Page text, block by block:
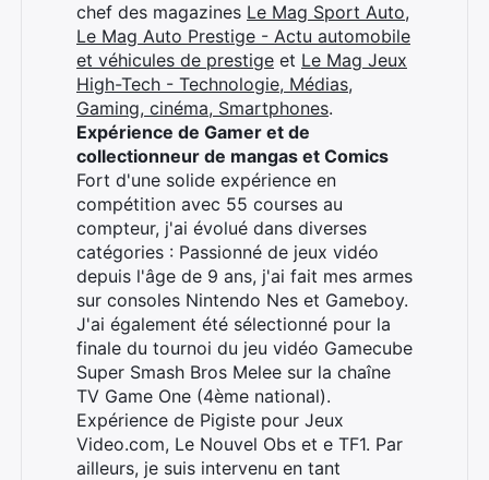
chef des magazines Le Mag Sport Auto,
Le Mag Auto Prestige - Actu automobile
et véhicules de prestige et Le Mag Jeux
High-Tech - Technologie, Médias,
Gaming, cinéma, Smartphones.
Expérience de Gamer et de
collectionneur de mangas et Comics
Fort d'une solide expérience en
compétition avec 55 courses au
compteur, j'ai évolué dans diverses
catégories : Passionné de jeux vidéo
depuis l'âge de 9 ans, j'ai fait mes armes
sur consoles Nintendo Nes et Gameboy.
J'ai également été sélectionné pour la
finale du tournoi du jeu vidéo Gamecube
Super Smash Bros Melee sur la chaîne
TV Game One (4ème national).
Expérience de Pigiste pour Jeux
Video.com, Le Nouvel Obs et e TF1. Par
ailleurs, je suis intervenu en tant